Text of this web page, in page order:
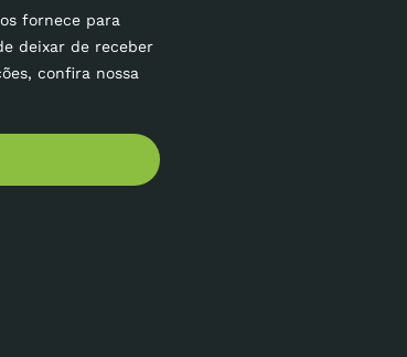
fornece para
deixar de receber
confira nossa